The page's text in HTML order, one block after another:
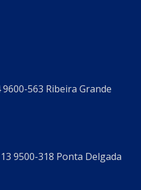
9600-563 Ribeira Grande
9500-318 Ponta Delgada